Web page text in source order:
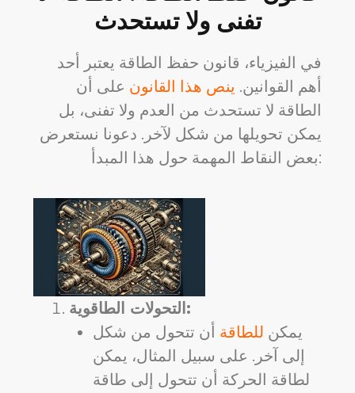
تفنى ولا تستحدث
في الفيزياء، قانون حفظ الطاقة يعتبر أحد
أهم القوانين. ينص هذا القانون على أن
الطاقة لا تستحدث من العدم ولا تفنى، بل
يمكن تحويلها من شكل لآخر. دعونا نستعرض
بعض النقاط المهمة حول هذا المبدأ:
التحولات الطاقوية:
يمكن للطاقة أن تتحول من شكل
إلى آخر. على سبيل المثال، يمكن
لطاقة الحركة أن تتحول إلى طاقة